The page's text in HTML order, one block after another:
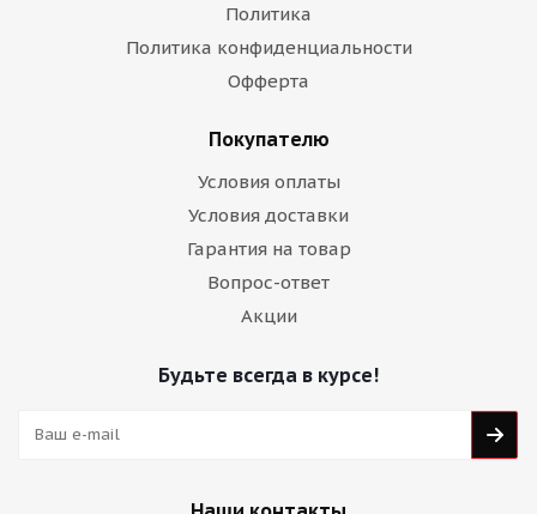
Политика
Политика конфиденциальности
Офферта
Покупателю
Условия оплаты
Условия доставки
Гарантия на товар
Вопрос-ответ
Акции
Будьте всегда в курсе!